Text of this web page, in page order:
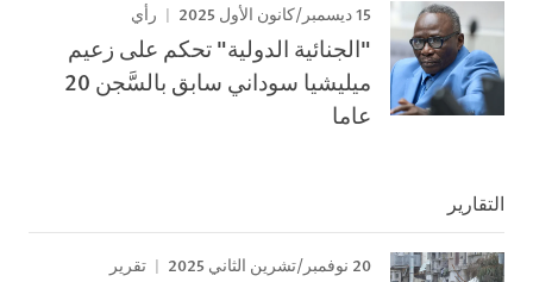
15 ديسمبر/كانون الأول 2025 رأي
"الجنائية الدولية" تحكم على زعيم
ميليشيا سوداني سابق بالسَّجن 20
عاما
التقارير
20 نوفمبر/تشرين الثاني 2025 تقرير